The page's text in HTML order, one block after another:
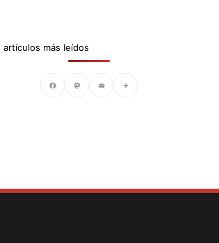
artículos más leídos